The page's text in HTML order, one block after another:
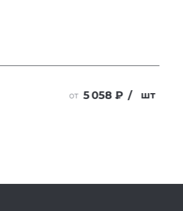
от 5 058 ₽ / шт